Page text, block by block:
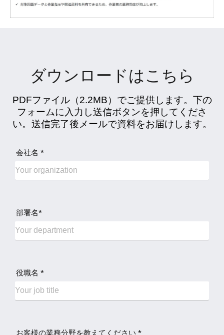
ダウンロードはこちら
PDFファイル（2.2MB）でご提供します。下の
フォームに入力し送信ボタンを押してくださ
い。送信完了後メールで資料をお届けします。
会社名 *
部署名*
役職名 *
お客様の業務分野を教えてください *